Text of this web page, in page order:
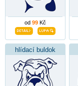
od 99 Kč
hlídací buldok